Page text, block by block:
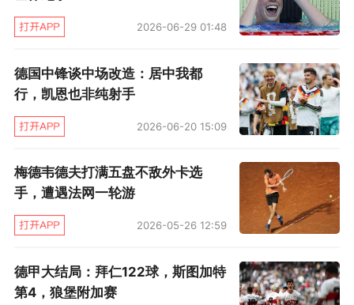
金结构，如果他们不做出一些改变的话，那么或
是球队希望看到的，因此华盛顿超市大开张将是
必然。
2026-06-29 01:48
德国中锋谈中场改造：居中我都
行，凯恩也非纯射手
2026-06-20 15:09
梅德韦德夫打满五盘不敌外卡选
手，遭遇法网一轮游
2026-05-26 12:59
德甲大结局：拜仁122球，斯图加特
第4，狼堡附加赛